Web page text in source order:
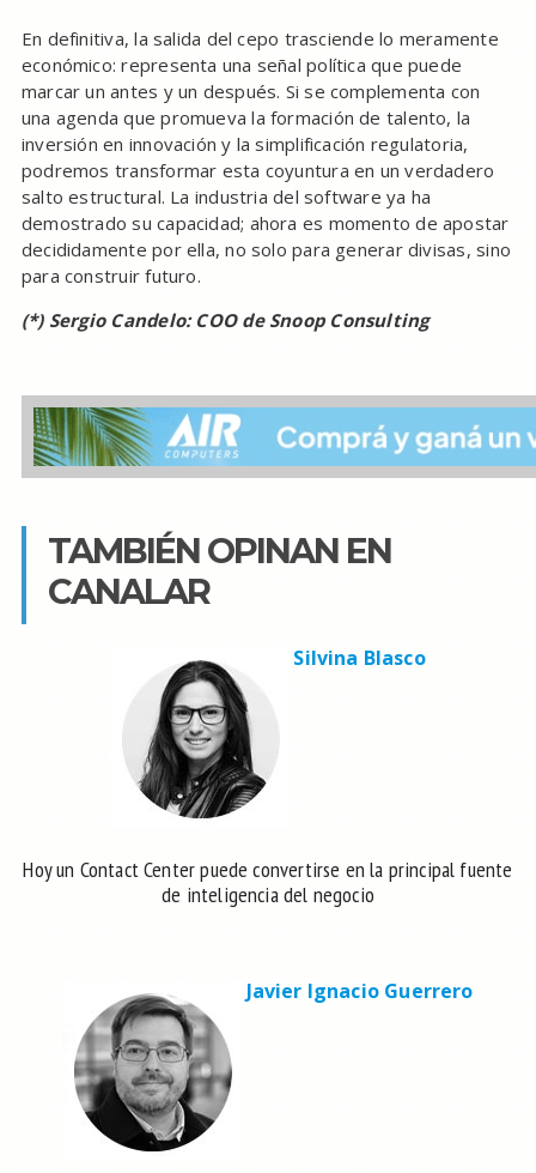
En definitiva, la salida del cepo trasciende lo meramente
económico: representa una señal política que puede
marcar un antes y un después. Si se complementa con
una agenda que promueva la formación de talento, la
inversión en innovación y la simplificación regulatoria,
podremos transformar esta coyuntura en un verdadero
salto estructural. La industria del software ya ha
demostrado su capacidad; ahora es momento de apostar
decididamente por ella, no solo para generar divisas, sino
para construir futuro.
(*) Sergio Candelo: COO de Snoop Consulting
TAMBIÉN OPINAN EN
CANALAR
Silvina Blasco
Hoy un Contact Center puede convertirse en la principal fuente
de inteligencia del negocio
Javier Ignacio Guerrero